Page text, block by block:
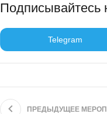
Подписывайтесь
Telegram
ПРЕДЫДУЩЕЕ